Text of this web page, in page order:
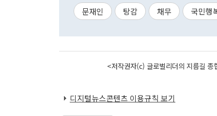
문재인 탕감 채무 국민행
<저작권자(c) 글로벌리더의 지름길
디지털뉴스콘텐츠 이용규칙 보기